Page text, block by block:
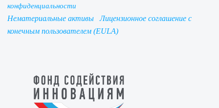
конфиденциальности
Нематериальные активы
Лицензионное соглашение с
конечным пользователем (EULA)